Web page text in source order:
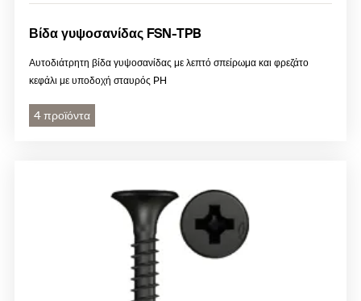
Βίδα γυψοσανίδας FSN-TPB
Αυτοδιάτρητη βίδα γυψοσανίδας με λεπτό σπείρωμα και φρεζάτο
κεφάλι με υποδοχή σταυρός PH
4 προϊόντα